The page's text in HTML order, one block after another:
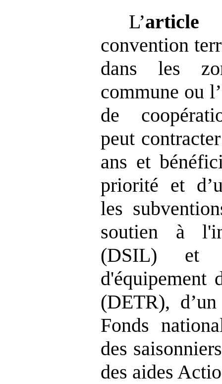
L’article
convention
dans les
commune ou
de
peut
ans et
priorité et
les
soutien à
(DSIL) et
d'équipement
(DETR),
Fonds
des
des aides